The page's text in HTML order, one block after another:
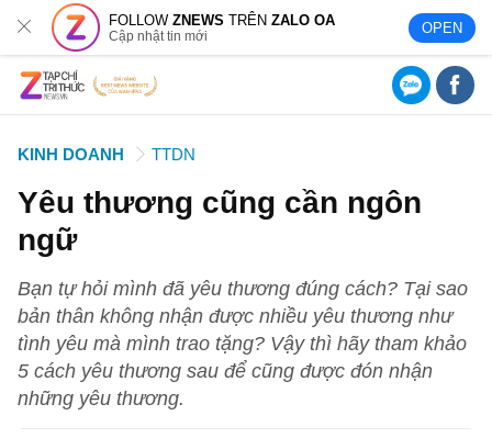
FOLLOWZNEWS TRÊNZALO OA
Cập nhật tin mới OPEN
KINH DOANH TTDN
Yêu thương cũng cần ngôn
ngữ
Bạn tự hỏi mình đã yêu thương đúng cách? Tại sao
bản thân không nhận được nhiều yêu thương như
tình yêu mà mình trao tặng? Vậy thì hãy tham khảo
5 cách yêu thương sau để cũng được đón nhận
những yêu thương.